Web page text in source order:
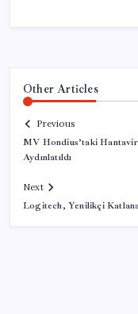
Other Articles
Previous
MV Hondius’taki
Aydınlatıldı
Next
Logitech, Yenilikçi